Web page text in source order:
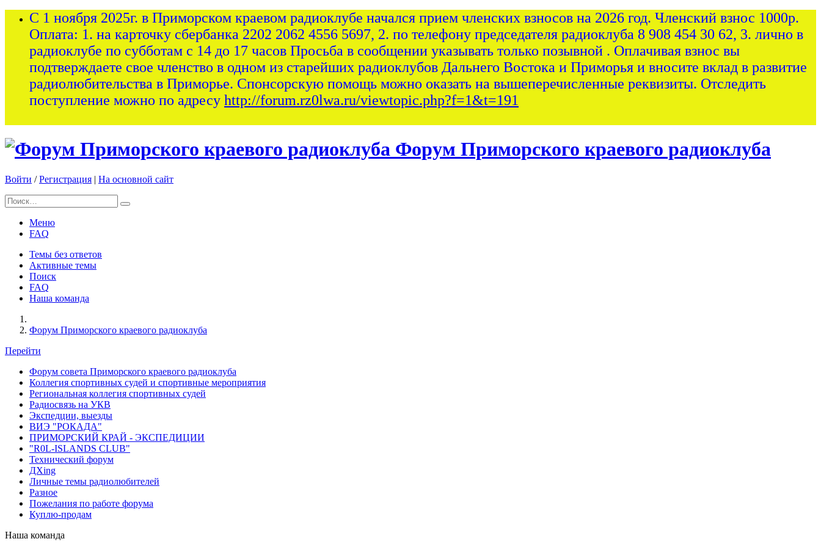
С 1 ноября 2025г. в Приморском краевом радиоклубе начался прием членских взносов на 2026 год. Членский взнос 1000р.
Оплата: 1. на карточку сбербанка 2202 2062 4556 5697, 2. по телефону председателя радиоклуба 8 908 454 30 62, 3. лично в
радиоклубе по субботам с 14 до 17 часов Просьба в сообщении указывать только позывной . Оплачивая взнос вы
подтверждаете свое членство в одном из старейших радиоклубов Дальнего Востока и Приморья и вносите вклад в развитие
радиолюбительства в Приморье. Спонсорскую помощь можно оказать на вышеперечисленные реквизиты. Отследить
поступление можно по адресу http://forum.rz0lwa.ru/viewtopic.php?f=1&t=191
Форум Приморского краевого радиоклуба
Войти /Регистрация | На основной сайт
Меню
FAQ
Темы без ответов
Активные темы
Поиск
FAQ
Наша команда
Форум Приморского краевого радиоклуба
Перейти
Форум совета Приморского краевого радиоклуба
Коллегия спортивных судей и спортивные мероприятия
Региональная коллегия спортивных судей
Радиосвязь на УКВ
Экспедции, выезды
ВИЭ "РОКАДА"
ПРИМОРСКИЙ КРАЙ - ЭКСПЕДИЦИИ
"R0L-ISLANDS CLUB"
Технический форум
ДХing
Личные темы радиолюбителей
Разное
Пожелания по работе форума
Куплю-продам
Наша команда